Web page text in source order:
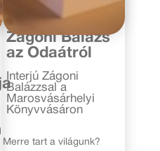
2019. november 18.
Zágoni Balázs
az Odaátról
Interjú Zágoni
Balázzsal a
Marosvásárhelyi
Könyvvásáron
Merre tart a világunk?